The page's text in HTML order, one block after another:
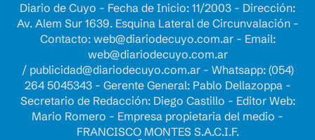
Diario de Cuyo - Fecha de Inicio: 11/2003 - Dirección:
Av. Alem Sur 1639. Esquina Lateral de Circunvalación -
Contacto: web@diariodecuyo.com.ar- Email:
web@diariodecuyo.com.ar
/ publicidad@diariodecuyo.com.ar- Whatsapp: (054)
264 5045343 - Gerente General: Pablo Dellazoppa -
Secretario de Redacción: Diego Castillo - Editor Web:
Mario Romero - Empresa propietaria del medio -
FRANCISCO MONTES S.A.C.I.F.